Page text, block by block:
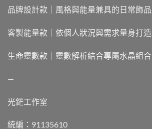
品牌設計款｜風格與能量兼具的日常飾品
客製能量款｜依個人狀況與需求量身打造
生命靈數款｜靈數解析結合專屬水晶組合
—
光鋩工作室
統編：91135610